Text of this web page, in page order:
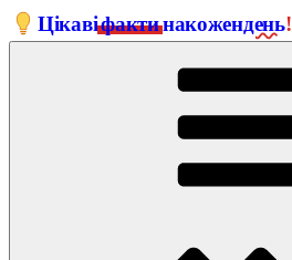
Перейти
до
Цікавіфактинакожендень!